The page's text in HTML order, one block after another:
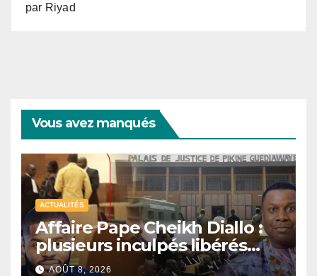
par Riyad
Vous avez manqués
ACTUALITÉS
Affaire Pape Cheikh Diallo :
plusieurs inculpés libérés
après un non-lieu partiel
AOÛT 8, 2026